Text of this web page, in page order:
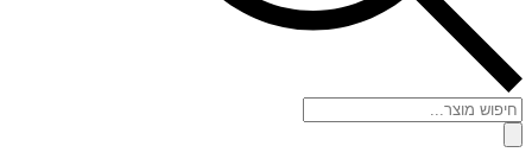
Products
search